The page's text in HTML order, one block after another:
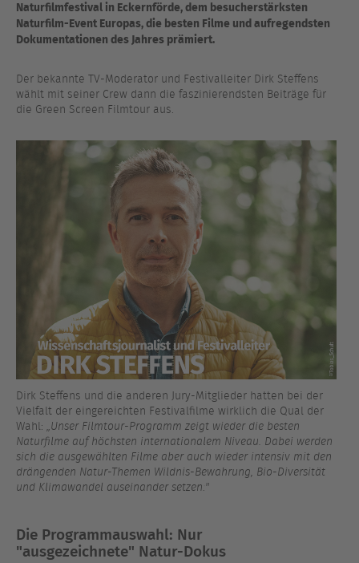
Naturfilmfestival in Eckernförde, dem besucherstärksten
Naturfilm-Event Europas, die besten Filme und aufregendsten
Dokumentationen des Jahres prämiert.
Der bekannte TV-Moderator und Festivalleiter Dirk Steffens
wählt mit seiner Crew dann die faszinierendsten Beiträge für
die Green Screen Filmtour aus.
Dirk Steffens und die anderen Jury-Mitglieder hatten bei der
Vielfalt der eingereichten Festivalfilme wirklich die Qual der
Wahl: „Unser Filmtour-Programm zeigt wieder die besten
Naturfilme auf höchsten internationalem Niveau. Dabei werden
sich die ausgewählten Filme aber auch wieder intensiv mit den
drängenden Natur-Themen Wildnis-Bewahrung, Bio-Diversität
und Klimawandel auseinander setzen!"
Die Programmauswahl: Nur
"ausgezeichnete" Natur-Dokus